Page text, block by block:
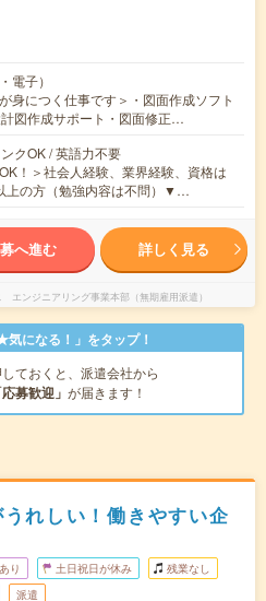
電子）
身につく仕事です＞・図面作成ソフト
計図作成サポート・図面修正…
クOK / 英語力不要
！＞社会人経験、業界経験、資格は
上の方（勉強内容は不問）▼…
へ進む 詳しく見る
エンジニアリング事業本部（無期雇用派遣）
になる！」をタップ！
しておくと、派遣会社から
応募歓迎」 が届きます！
れしい！働きやすい企
り 土日祝日が休み 残業なし
派遣